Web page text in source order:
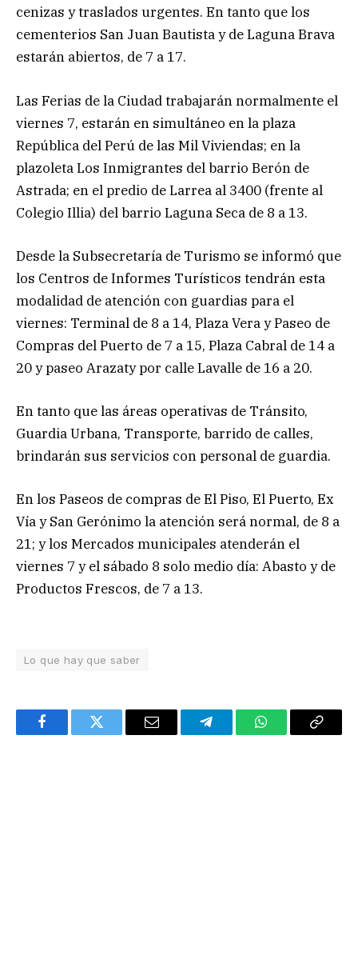
cenizas y traslados urgentes. En tanto que los
cementerios San Juan Bautista y de Laguna Brava
estarán abiertos, de 7 a 17.
Las Ferias de la Ciudad trabajarán normalmente el
viernes 7, estarán en simultáneo en la plaza
República del Perú de las Mil Viviendas; en la
plazoleta Los Inmigrantes del barrio Berón de
Astrada; en el predio de Larrea al 3400 (frente al
Colegio Illia) del barrio Laguna Seca de 8 a 13.
Desde la Subsecretaría de Turismo se informó que
los Centros de Informes Turísticos tendrán esta
modalidad de atención con guardias para el
viernes: Terminal de 8 a 14, Plaza Vera y Paseo de
Compras del Puerto de 7 a 15, Plaza Cabral de 14 a
20 y paseo Arazaty por calle Lavalle de 16 a 20.
En tanto que las áreas operativas de Tránsito,
Guardia Urbana, Transporte, barrido de calles,
brindarán sus servicios con personal de guardia.
En los Paseos de compras de El Piso, El Puerto, Ex
Vía y San Gerónimo la atención será normal, de 8 a
21; y los Mercados municipales atenderán el
viernes 7 y el sábado 8 solo medio día: Abasto y de
Productos Frescos, de 7 a 13.
Lo que hay que saber
FacebookTwitter Email TelegramWhatsAppCopy